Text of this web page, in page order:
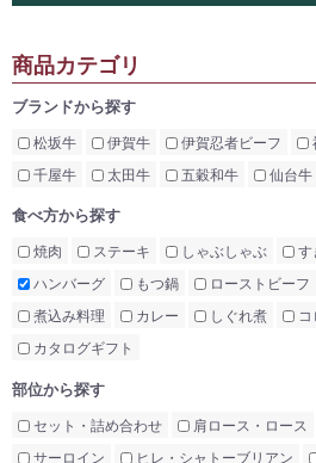
商品カテゴリ
ブランドから探す
松坂牛 伊賀牛 伊賀忍者ビーフ
千屋牛
太田牛 五穀和牛 仙台牛
食べ方から探す
焼肉 ステーキ しゃぶしゃぶ す
ハンバーグ
もつ鍋 ローストビーフ
煮込み料理
カレー しぐれ煮
カタログギフト
部位から探す
セット・詰め合わせ 肩ロース・ロース
サーロイン
ヒレ・シャトーブリアン